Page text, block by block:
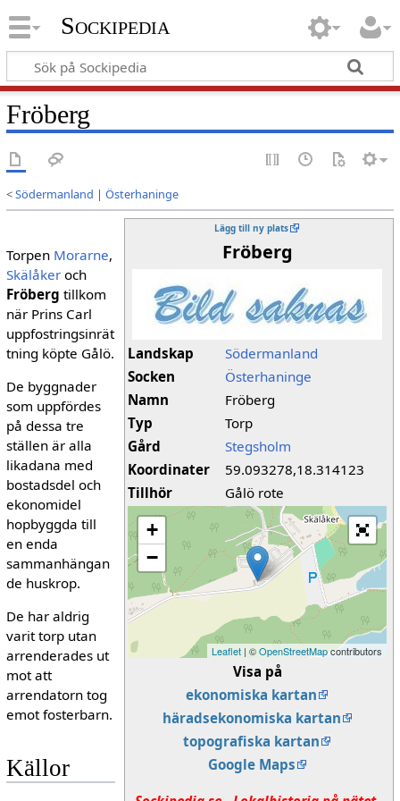
Sockipedia
Fröberg
<Södermanland | Österhaninge
Lägg till ny plats
Fröberg
Landskap
Södermanland
Socken
Österhaninge
Namn
Fröberg
Typ
Torp
Gård
Stegsholm
Koordinater
59.093278,18.314123
Tillhör
Gålö rote
+
−
Leaflet | ©OpenStreetMapcontributors
Visa på
ekonomiska kartan
häradsekonomiska kartan
topografiska kartan
Google Maps
Torpen Morarne,
Skälåkeroch
Fröberg tillkom
när Prins Carl
uppfostringsinrät
tning köpte Gålö.
De byggnader
som uppfördes
på dessa tre
ställen är alla
likadana med
bostadsdel och
ekonomidel
hopbyggda till
en enda
sammanhängan
de huskrop.
De har aldrig
varit torp utan
arrenderades ut
mot att
arrendatorn tog
emot fosterbarn.
Källor